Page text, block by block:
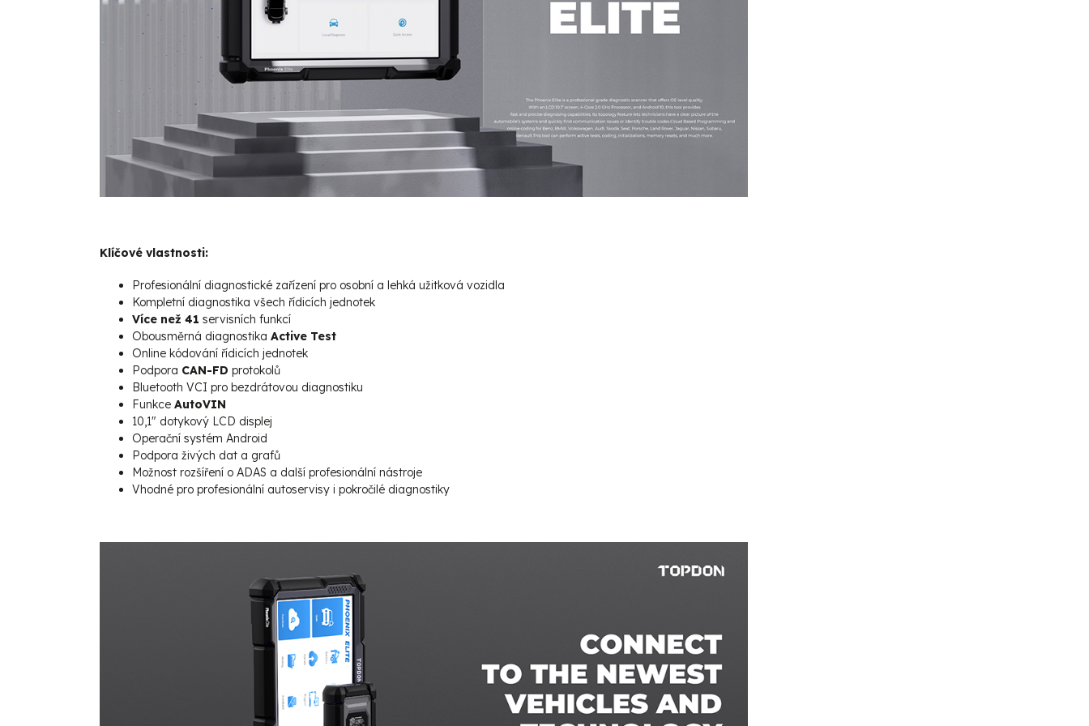
Klíčové vlastnosti:
Profesionální diagnostické zařízení pro osobní a lehká užitková vozidla
Kompletní diagnostika všech řídicích jednotek
Více než 41 servisních funkcí
Obousměrná diagnostika Active Test
Online kódování řídicích jednotek
Podpora CAN-FD protokolů
Bluetooth VCI pro bezdrátovou diagnostiku
Funkce AutoVIN
10,1" dotykový LCD displej
Operační systém Android
Podpora živých dat a grafů
Možnost rozšíření o ADAS a další profesionální nástroje
Vhodné pro profesionální autoservisy i pokročilé diagnostiky